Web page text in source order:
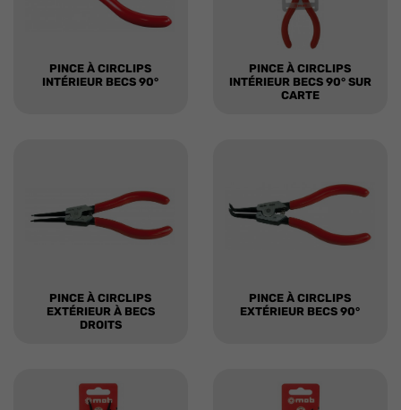
PINCE À CIRCLIPS
INTÉRIEUR BECS 90°
PINCE À CIRCLIPS
INTÉRIEUR BECS 90° SUR
CARTE
PINCE À CIRCLIPS
EXTÉRIEUR À BECS
DROITS
PINCE À CIRCLIPS
EXTÉRIEUR BECS 90°